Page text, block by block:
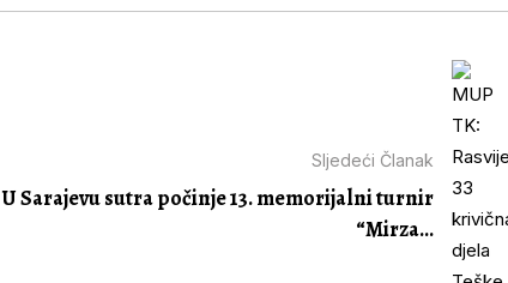
Sljedeći Članak
U Sarajevu sutra počinje 13. memorijalni turnir
“Mirza...